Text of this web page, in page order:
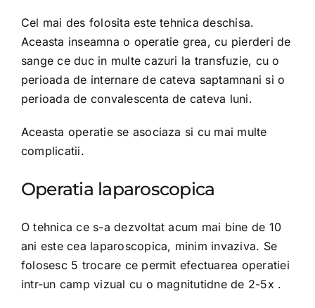
Cel mai des folosita este tehnica deschisa.
Aceasta inseamna o operatie grea, cu pierderi de
sange ce duc in multe cazuri la transfuzie, cu o
perioada de internare de cateva saptamnani si o
perioada de convalescenta de cateva luni.
Aceasta operatie se asociaza si cu mai multe
complicatii.
Operatia laparoscopica
O tehnica ce s-a dezvoltat acum mai bine de 10
ani este cea laparoscopica, minim invaziva. Se
folosesc 5 trocare ce permit efectuarea operatiei
intr-un camp vizual cu o magnitutidne de 2-5x .